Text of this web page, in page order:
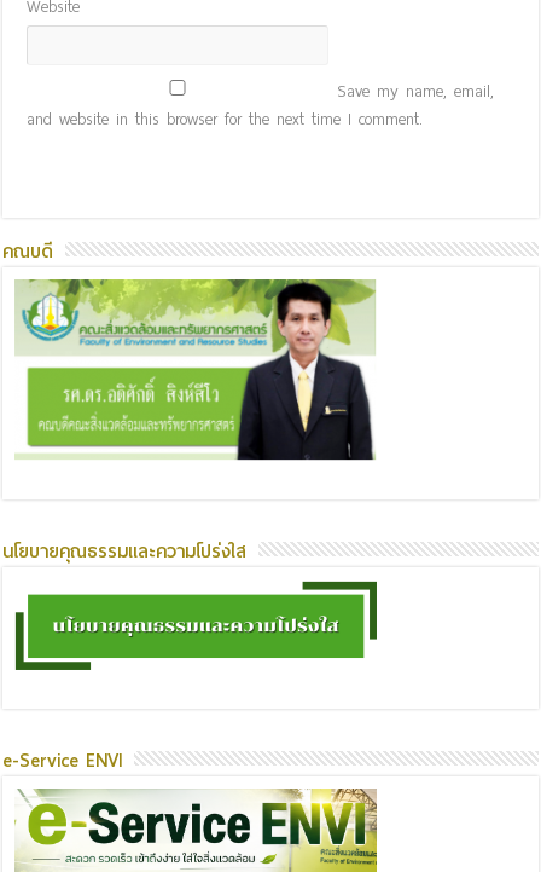
Website
Save my name, email,
and website in this browser for the next time I comment.
คณบดี
นโยบายคุณธรรมและความโปร่งใส
e-Service ENVI